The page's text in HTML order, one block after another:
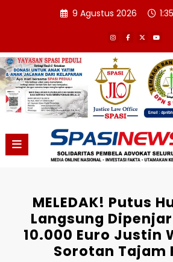
9 Agustus 2026
MELEDAK! Putus
Langsung
10.000 Euro Justin
Sorotan Tajam